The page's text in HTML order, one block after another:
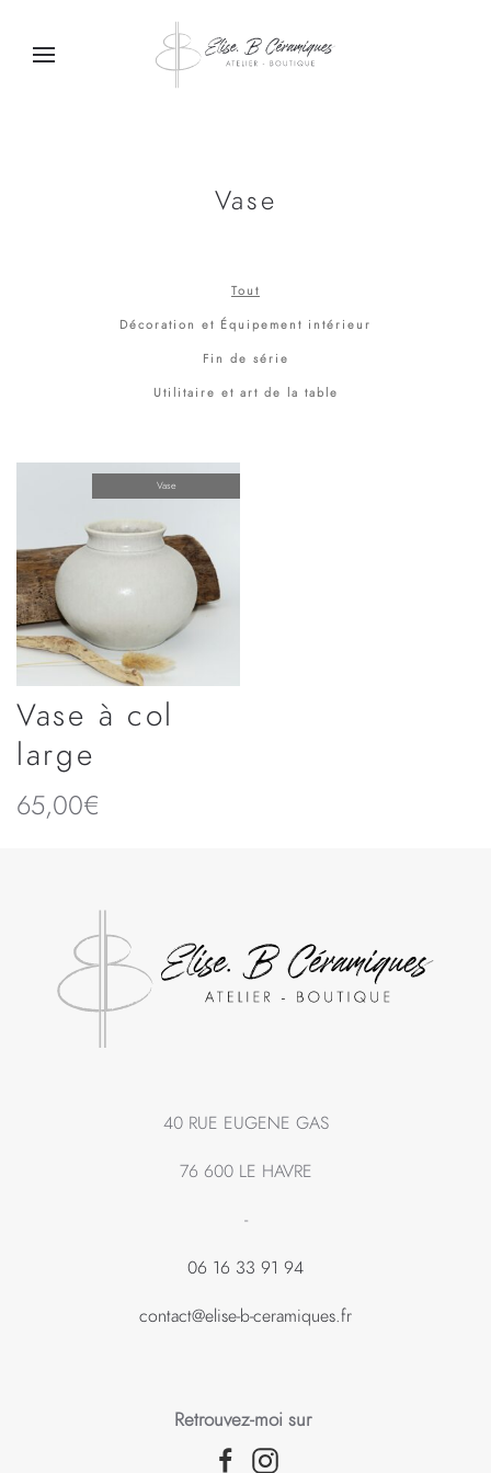
Passer au contenu principal
Vase
Tout
Décoration et Équipement intérieur
Fin de série
Utilitaire et art de la table
Vase
Vase à col
large
65,00€
40 RUE EUGENE GAS
76 600 LE HAVRE
-
06 16 33 91 94
contact@elise-b-ceramiques.fr
Retrouvez-moi sur